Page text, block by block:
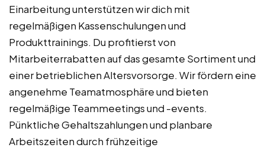
Einarbeitung unterstützen wir dich mit
regelmäßigen Kassenschulungen und
Produkttrainings. Du profitierst von
Mitarbeiterrabatten auf das gesamte Sortiment und
einer betrieblichen Altersvorsorge. Wir fördern eine
angenehme Teamatmosphäre und bieten
regelmäßige Teammeetings und -events.
Pünktliche Gehaltszahlungen und planbare
Arbeitszeiten durch frühzeitige